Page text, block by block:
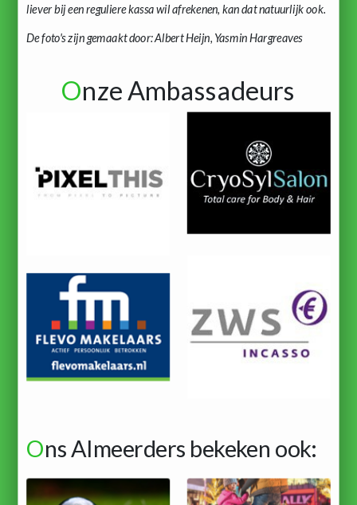
liever bij een reguliere kassa wil afrekenen, kan dat natuurlijk ook.
De foto's zijn gemaakt door: Albert Heijn, Yasmin Hargreaves
Onze Ambassadeurs
Ons Almeerders bekeken ook: